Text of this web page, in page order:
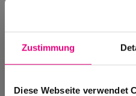
Zustimmung
Diese Webseite verwendet